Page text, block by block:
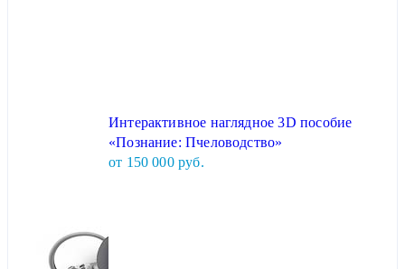
Интерактивное наглядное 3D пособие
«Познание: Пчеловодство»
от 150 000 руб.